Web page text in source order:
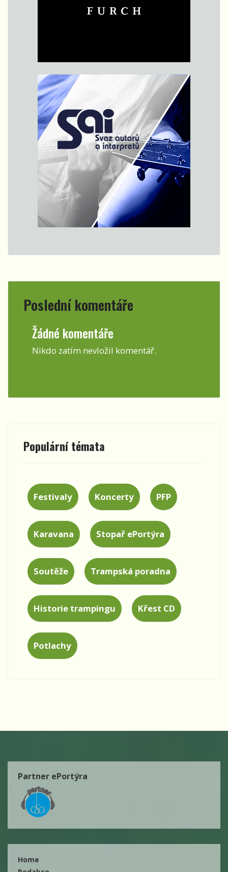
Poslední komentáře
Žádné komentáře
Nikdo zatím nevložil komentář.
Populární témata
Festivaly Koncerty PFP
Karavana Stopař ePortýra
Soutěže Trampská poradna
Historie trampingu Křest CD
Potlachy
Partner ePortýra
Home